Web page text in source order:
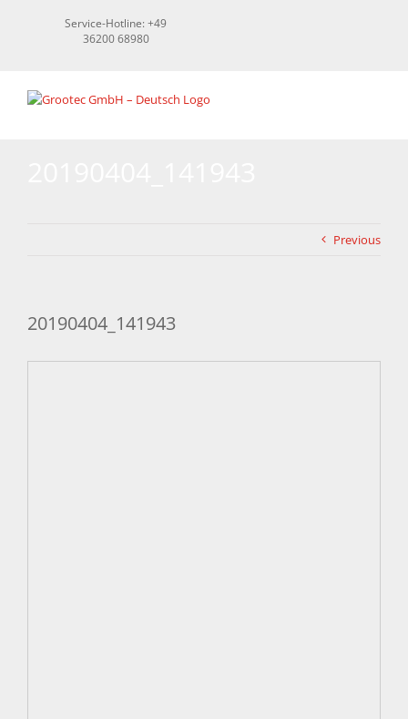
Service-Hotline: +49
36200 68980
Previous
20190404_141943